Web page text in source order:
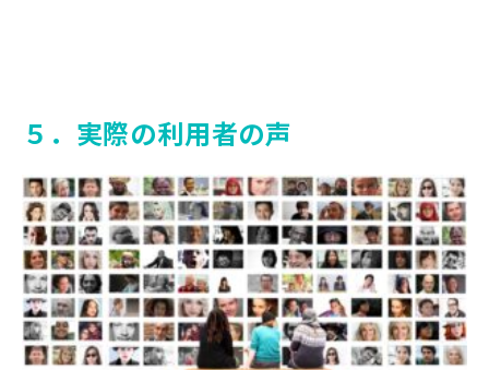
５．実際の利用者の声